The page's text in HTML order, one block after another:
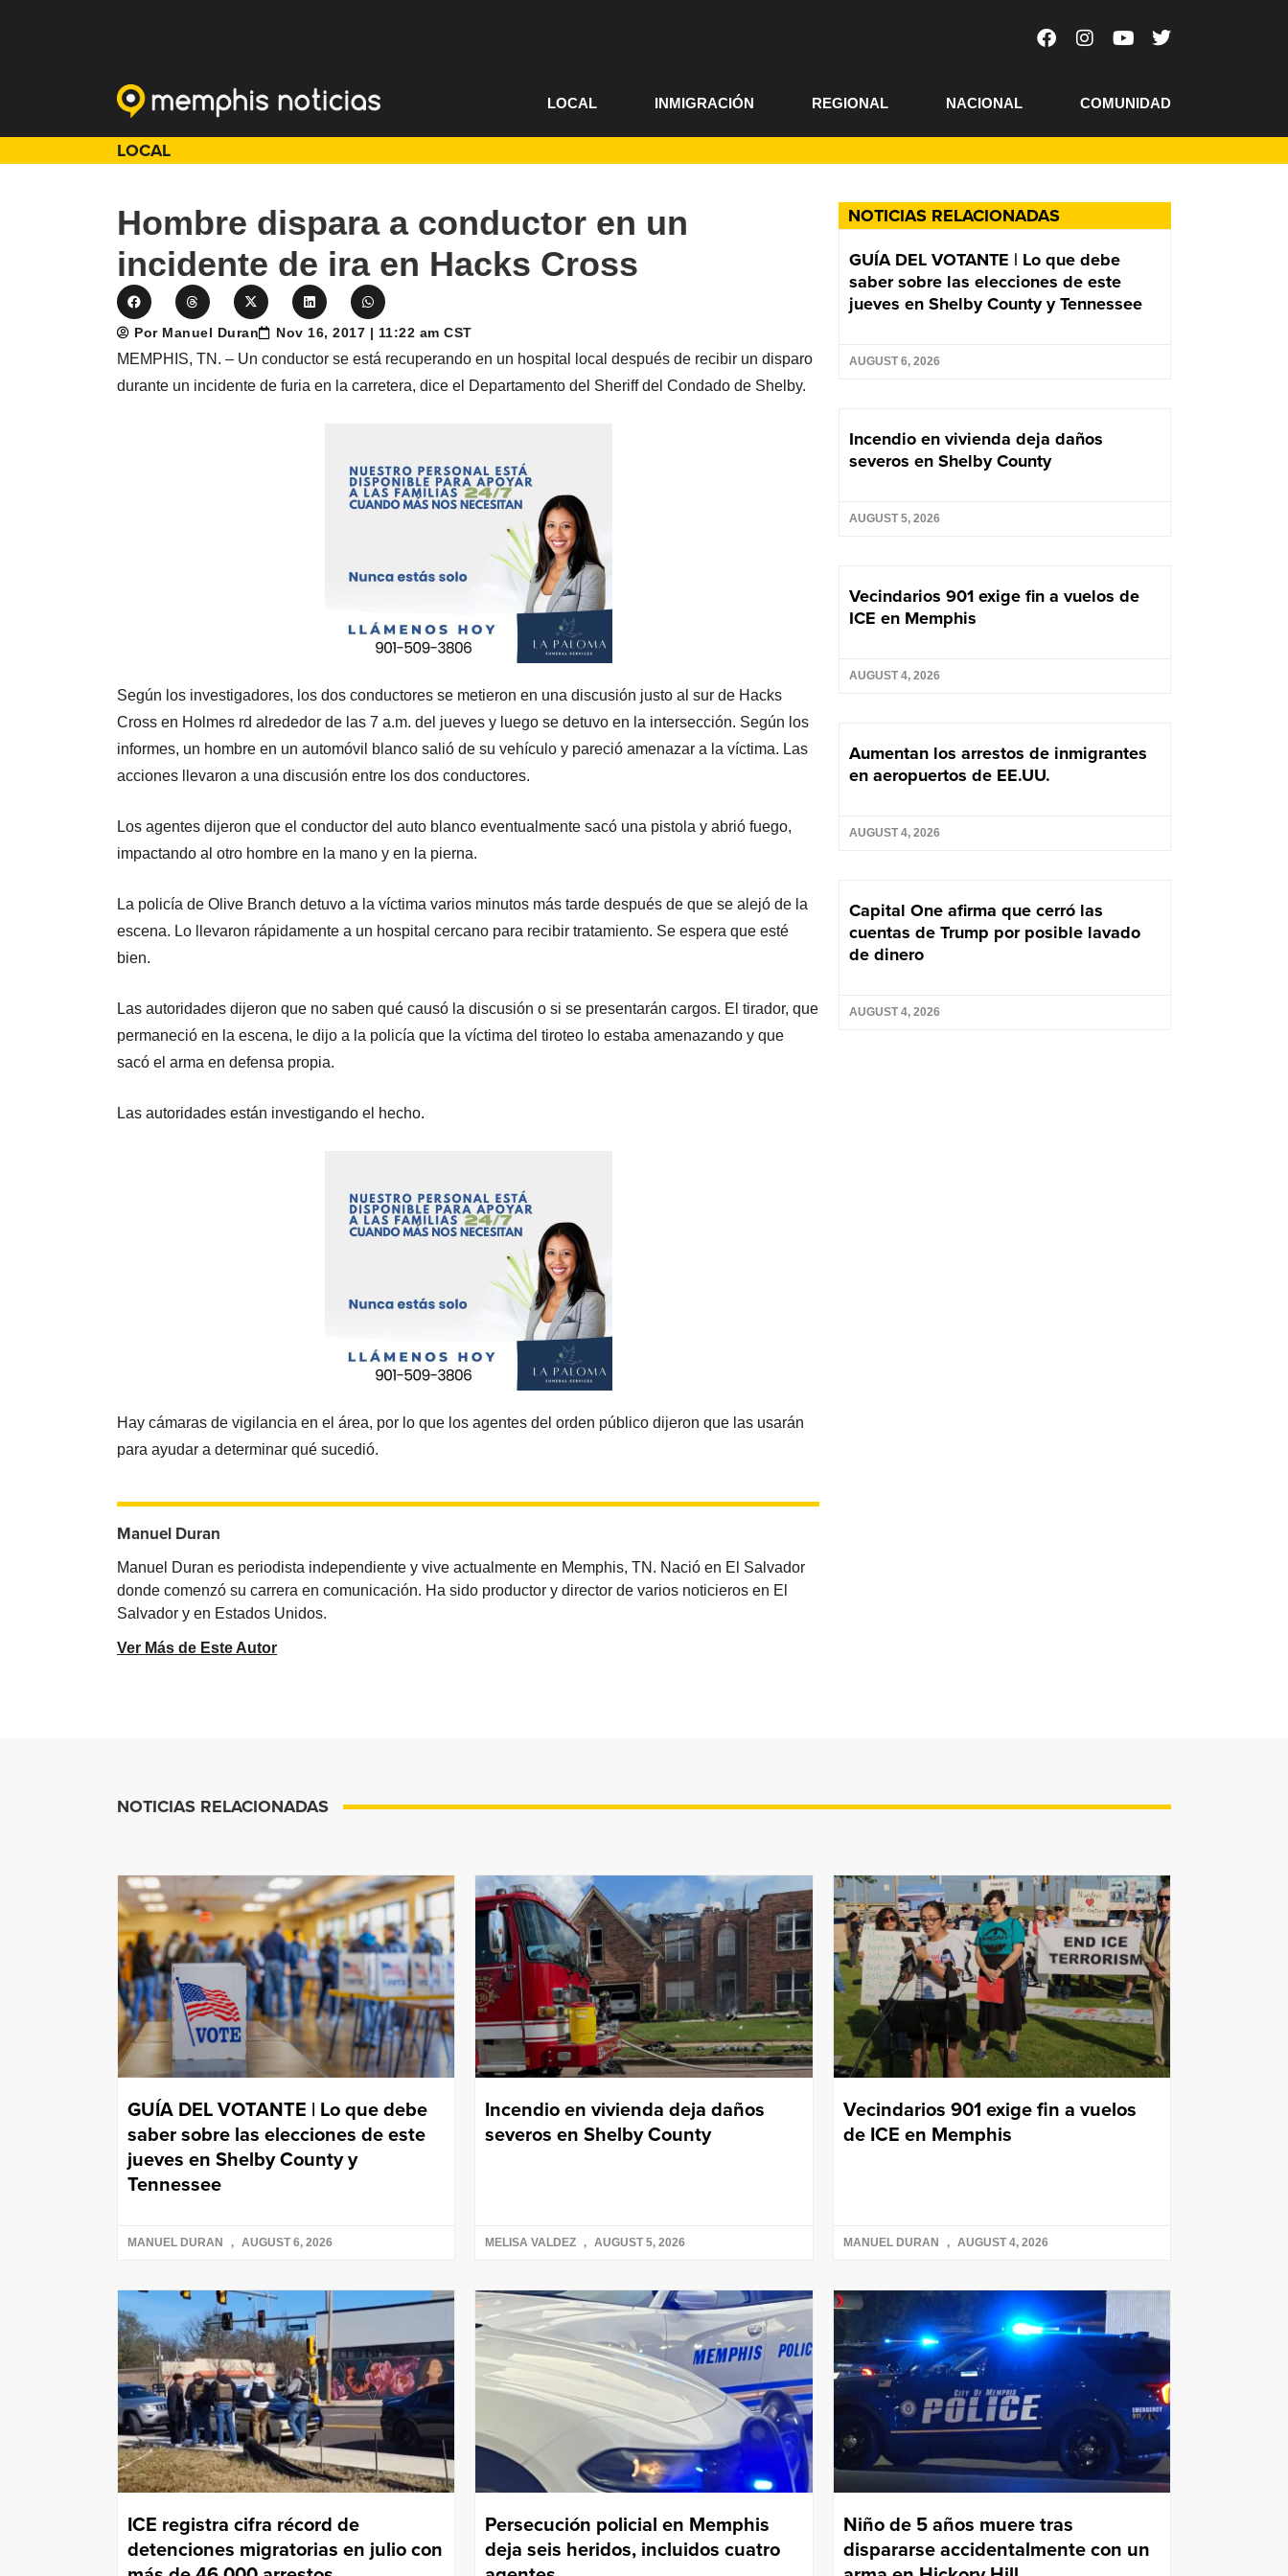
LOCAL INMIGRACIÓN REGIONAL NACIONAL COMUNIDAD
LOCAL
NOTICIAS RELACIONADAS
GUÍA DEL VOTANTE | Lo que debe
saber sobre las elecciones de este
jueves en Shelby County y Tennessee
AUGUST 6, 2026
Incendio en vivienda deja daños
severos en Shelby County
AUGUST 5, 2026
Vecindarios 901 exige fin a vuelos de
ICE en Memphis
AUGUST 4, 2026
Aumentan los arrestos de inmigrantes
en aeropuertos de EE.UU.
AUGUST 4, 2026
Capital One afirma que cerró las
cuentas de Trump por posible lavado
de dinero
AUGUST 4, 2026
Hombre dispara a conductor en un
incidente de ira en Hacks Cross
Por Manuel Duran Nov 16, 2017 | 11:22 am CST
MEMPHIS, TN. – Un conductor se está recuperando en un hospital local después de recibir un disparo
durante un incidente de furia en la carretera, dice el Departamento del Sheriff del Condado de Shelby.
Según los investigadores, los dos conductores se metieron en una discusión justo al sur de Hacks
Cross en Holmes rd alrededor de las 7 a.m. del jueves y luego se detuvo en la intersección. Según los
informes, un hombre en un automóvil blanco salió de su vehículo y pareció amenazar a la víctima. Las
acciones llevaron a una discusión entre los dos conductores.
Los agentes dijeron que el conductor del auto blanco eventualmente sacó una pistola y abrió fuego,
impactando al otro hombre en la mano y en la pierna.
La policía de Olive Branch detuvo a la víctima varios minutos más tarde después de que se alejó de la
escena. Lo llevaron rápidamente a un hospital cercano para recibir tratamiento. Se espera que esté
bien.
Las autoridades dijeron que no saben qué causó la discusión o si se presentarán cargos. El tirador, que
permaneció en la escena, le dijo a la policía que la víctima del tiroteo lo estaba amenazando y que
sacó el arma en defensa propia.
Las autoridades están investigando el hecho.
Hay cámaras de vigilancia en el área, por lo que los agentes del orden público dijeron que las usarán
para ayudar a determinar qué sucedió.
Manuel Duran
Manuel Duran es periodista independiente y vive actualmente en Memphis, TN. Nació en El Salvador
donde comenzó su carrera en comunicación. Ha sido productor y director de varios noticieros en El
Salvador y en Estados Unidos.
Ver Más de Este Autor
NOTICIAS RELACIONADAS
GUÍA DEL VOTANTE | Lo que debe
saber sobre las elecciones de este
jueves en Shelby County y
Tennessee
MANUEL DURAN AUGUST 6, 2026
Incendio en vivienda deja daños
severos en Shelby County
MELISA VALDEZ AUGUST 5, 2026
Vecindarios 901 exige fin a vuelos
de ICE en Memphis
MANUEL DURAN AUGUST 4, 2026
ICE registra cifra récord de
detenciones migratorias en julio con
Persecución policial en Memphis
deja seis heridos, incluidos cuatro
Niño de 5 años muere tras
dispararse accidentalmente con un